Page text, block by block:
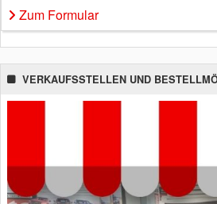
Zum Formular
VERKAUFSSTELLEN UND